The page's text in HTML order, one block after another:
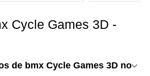
Cycle Games 3D -
de bmx Cycle Games 3D no